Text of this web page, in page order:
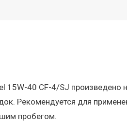
15W-40 CF-4/SJ произведено
Рекомендуется для
пробегом.